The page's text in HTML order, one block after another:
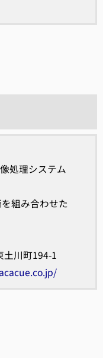
処理システム
組み合わせた
川町194-1